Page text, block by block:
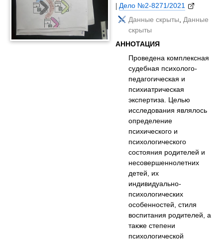
|Дело №2-8271/2021
Данные скрыты,Данные
скрыты
АННОТАЦИЯ
Проведена комплексная
судебная психолого-
педагогическая и
психиатрическая
экспертиза. Целью
исследования являлось
определение
психического и
психологического
состояния родителей и
несовершеннолетних
детей, их
индивидуально-
психологических
особенностей, стиля
воспитания родителей, а
также степени
психологической